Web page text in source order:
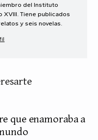
del Instituto
XVIII. Tiene publicados
y seis novelas.
que enamoraba a